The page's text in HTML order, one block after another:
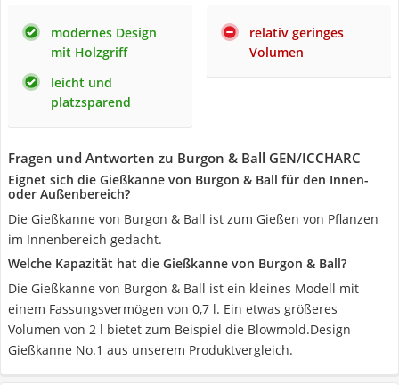
modernes Design
mit Holzgriff
leicht und
platzsparend
relativ geringes
Volumen
Fragen und Antworten zu Burgon & Ball GEN/ICCHARC
Eignet sich die Gießkanne von Burgon & Ball für den Innen-
oder Außenbereich?
Die Gießkanne von Burgon & Ball ist zum Gießen von Pflanzen
im Innenbereich gedacht.
Welche Kapazität hat die Gießkanne von Burgon & Ball?
Die Gießkanne von Burgon & Ball ist ein kleines Modell mit
einem Fassungsvermögen von 0,7 l. Ein etwas größeres
Volumen von 2 l bietet zum Beispiel die Blowmold.Design
Gießkanne No.1 aus unserem Produktvergleich.